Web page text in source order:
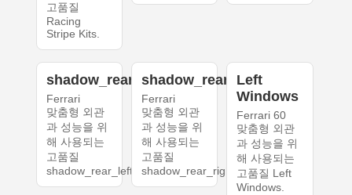
고품질
Racing
Stripe Kits.
shadow_rear_left
Ferrari
맞춤형 외관
과 성능을 위
해 사용되는
고품질
shadow_rear_left.
shadow_rear_right
Ferrari
맞춤형 외관
과 성능을 위
해 사용되는
고품질
shadow_rear_right.
Left
Windows
Ferrari 60
맞춤형 외관
과 성능을 위
해 사용되는
고품질 Left
Windows.